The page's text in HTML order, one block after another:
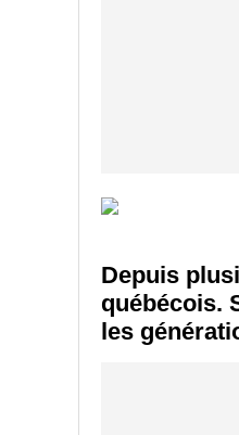
Depuis
québécois.
les